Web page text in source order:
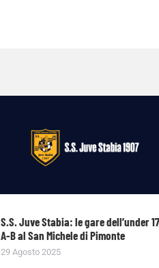
S.S. Juve Stabia: le gare dell’under 17
A-B al San Michele di Pimonte
29 Agosto 2025